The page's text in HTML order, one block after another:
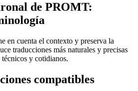
de PROMT:
en cuenta el contexto y preserva la
traducciones más naturales y precisas
y cotidianos.
compatibles